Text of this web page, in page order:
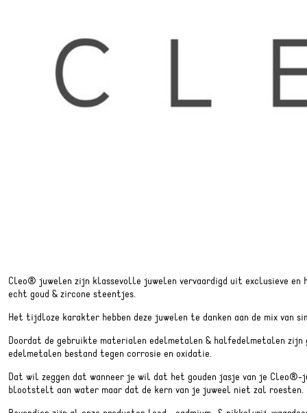
Cleo® juwelen zijn klassevolle juwelen vervaardigd uit exclusieve en
echt goud & zircone steentjes.
Het tijdloze karakter hebben deze juwelen te danken aan de mix van
Doordat de gebruikte materialen edelmetalen & halfedelmetalen zijn
edelmetalen bestand tegen corrosie en oxidatie.
Dat wil zeggen dat wanneer je wil dat het gouden jasje van je
blootstelt aan water maar dat de kern van je juweel niet zal roesten.